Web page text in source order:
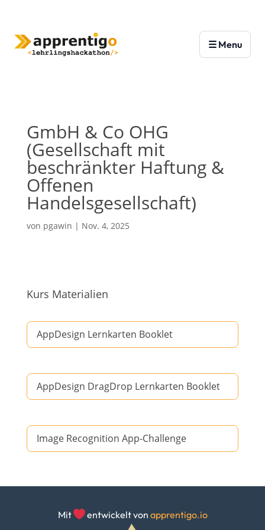
GmbH & Co OHG
(Gesellschaft mit
beschränkter Haftung &
Offenen
Handelsgesellschaft)
von pgawin | Nov. 4, 2025
Kurs Materialien
AppDesign Lernkarten Booklet
AppDesign DragDrop Lernkarten Booklet
Image Recognition App-Challenge